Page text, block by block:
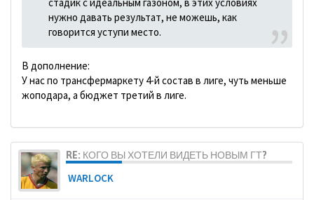
нужно давать результат, не можешь, как
говорится уступи место.
В дополнение:
У нас по трансфермаркету 4-й состав в лиге, чуть меньше
жоподара, а бюджет третий в лиге.
RE: КОГО ВЫ ХОТЕЛИ ВИДЕТЬ НОВЫМ ГТ?
WARLOCK